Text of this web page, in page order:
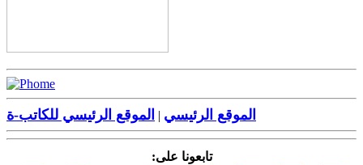
الموقع الرئيسي | الموقع الرئيسي للكاتب-ة
تابعونا على: